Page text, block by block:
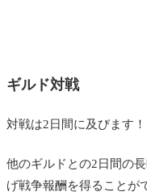
ギルド対戦
対戦は2日間に及びます！
他のギルドとの2日間の
げ戦争報酬を得ることが